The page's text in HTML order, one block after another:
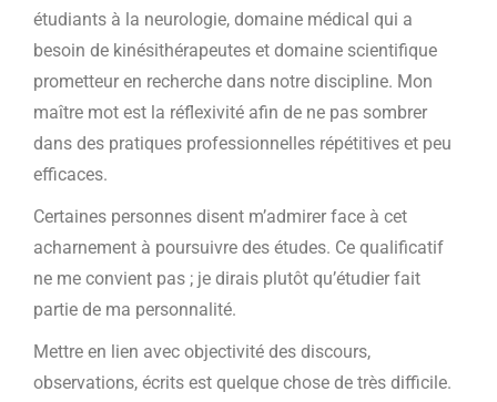
étudiants à la neurologie, domaine médical qui a
besoin de kinésithérapeutes et domaine scientifique
prometteur en recherche dans notre discipline. Mon
maître mot est la réflexivité afin de ne pas sombrer
dans des pratiques professionnelles répétitives et peu
efficaces.
Certaines personnes disent m’admirer face à cet
acharnement à poursuivre des études. Ce qualificatif
ne me convient pas ; je dirais plutôt qu’étudier fait
partie de ma personnalité.
Mettre en lien avec objectivité des discours,
observations, écrits est quelque chose de très difficile.